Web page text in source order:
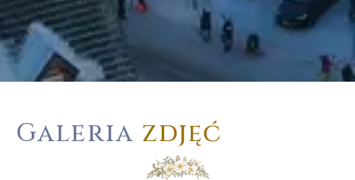
Galeria zdjęć